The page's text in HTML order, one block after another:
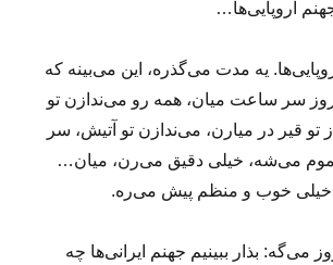
اروپایی‌ها…
یه مدت می‌گذره، این می‌بینه که
سر ساعت میان، همه رو می‌ندازن تو
قیر در میارن، می‌ندازن تو آتیش، سر
می‌شه، خیلی دقیق می‌رن، میان…
خیلی خوب و منظم پیش می‌ره.
می‌گه: بذار ببینیم جهنم ایرانی‌ها چه